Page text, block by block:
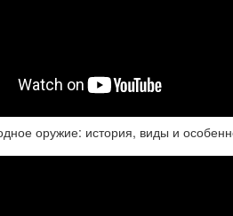
оружие: история, виды и